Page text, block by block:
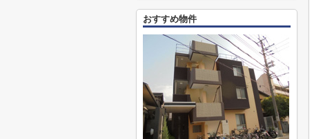
おすすめ物件